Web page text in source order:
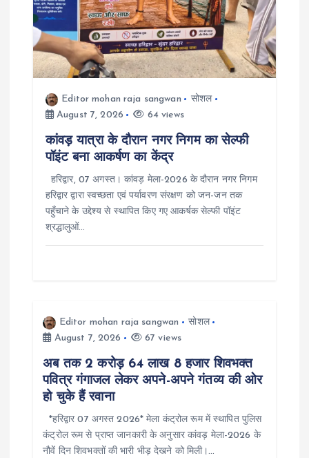
Editor mohan raja sangwan
सोशल
August 7, 2026
64 views
कांवड़ यात्रा के दौरान नगर निगम का सेल्फी
पॉइंट बना आकर्षण का केंद्र
हरिद्वार, 07 अगस्त। कांवड़ मेला-2026 के दौरान नगर निगम
हरिद्वार द्वारा स्वच्छता एवं पर्यावरण संरक्षण को जन-जन तक
पहुँचाने के उद्देश्य से स्थापित किए गए आकर्षक सेल्फी पॉइंट
श्रद्धालुओं…
Editor mohan raja sangwan
सोशल
August 7, 2026
67 views
अब तक 2 करोड़ 64 लाख 8 हजार शिवभक्त
पवित्र गंगाजल लेकर अपने-अपने गंतव्य की ओर
हो चुके हैं रवाना
*हरिद्वार 07 अगस्त 2026* मेला कंट्रोल रूम में स्थापित पुलिस
कंट्रोल रूम से प्राप्त जानकारी के अनुसार कांवड़ मेला-2026 के
नौवें दिन शिवभक्तों की भारी भीड़ देखने को मिली।…